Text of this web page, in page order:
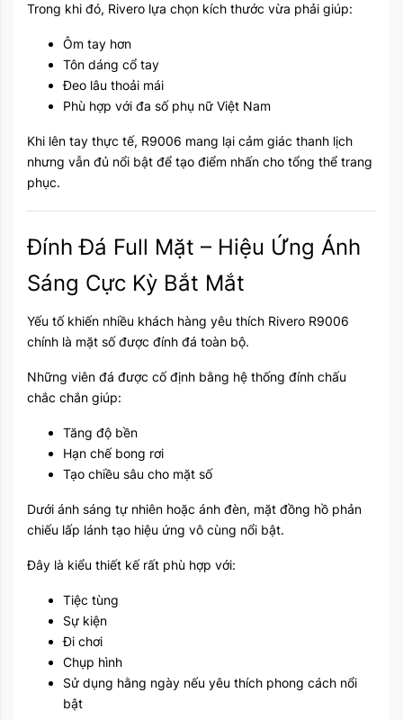
Trong khi đó, Rivero lựa chọn kích thước vừa phải giúp:
Ôm tay hơn
Tôn dáng cổ tay
Đeo lâu thoải mái
Phù hợp với đa số phụ nữ Việt Nam
Khi lên tay thực tế, R9006 mang lại cảm giác thanh lịch
nhưng vẫn đủ nổi bật để tạo điểm nhấn cho tổng thể trang
phục.
Đính Đá Full Mặt – Hiệu Ứng Ánh
Sáng Cực Kỳ Bắt Mắt
Yếu tố khiến nhiều khách hàng yêu thích Rivero R9006
chính là mặt số được đính đá toàn bộ.
Những viên đá được cố định bằng hệ thống đính chấu
chắc chắn giúp:
Tăng độ bền
Hạn chế bong rơi
Tạo chiều sâu cho mặt số
Dưới ánh sáng tự nhiên hoặc ánh đèn, mặt đồng hồ phản
chiếu lấp lánh tạo hiệu ứng vô cùng nổi bật.
Đây là kiểu thiết kế rất phù hợp với:
Tiệc tùng
Sự kiện
Đi chơi
Chụp hình
Sử dụng hằng ngày nếu yêu thích phong cách nổi
bật